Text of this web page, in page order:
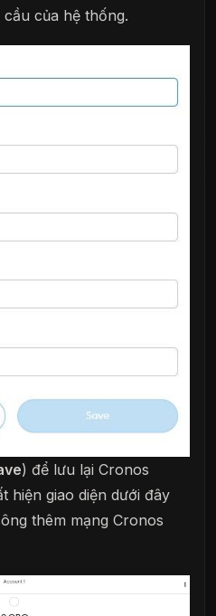
của hệ thống.
) để lưu lại Cronos
hiện giao diện dưới đây
thêm mạng Cronos